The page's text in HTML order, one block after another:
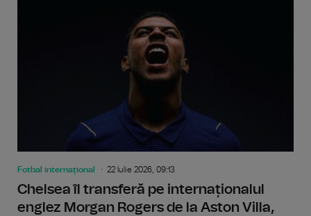
Fotbal internațional 22 Iulie 2026, 09:13
Chelsea îl transferă pe internaționalul
englez Morgan Rogers de la Aston Villa,